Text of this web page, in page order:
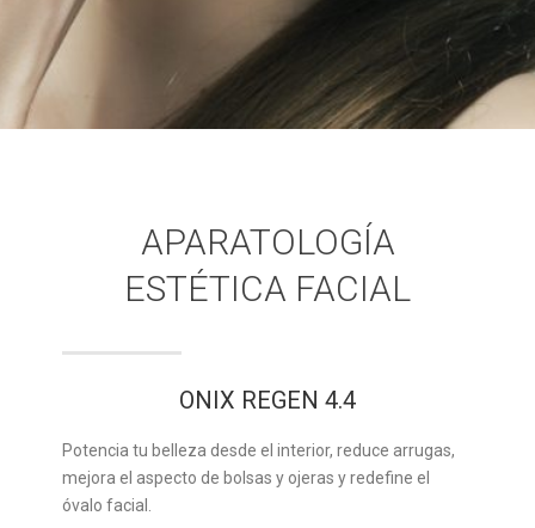
APARATOLOGÍA
ESTÉTICA FACIAL
ONIX REGEN 4.4
Potencia tu belleza desde el interior, reduce arrugas,
mejora el aspecto de bolsas y ojeras y redefine el
óvalo facial.